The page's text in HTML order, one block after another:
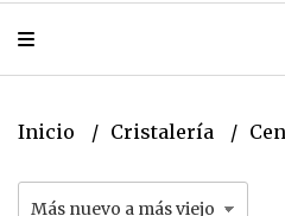
Inicio Cristalería